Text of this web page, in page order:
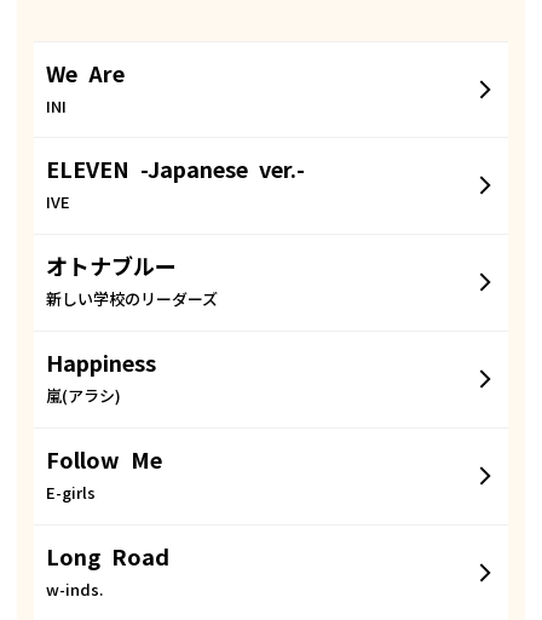
We Are
INI
ELEVEN -Japanese ver.-
IVE
オトナブルー
新しい学校のリーダーズ
Happiness
嵐(アラシ)
Follow Me
E-girls
Long Road
w-inds.